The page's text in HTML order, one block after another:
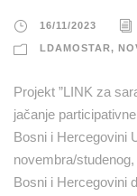
16/11/2023
LDAMOSTAR,
Projekt ”LINK za
jačanje
Bosni i Hercegovini
novembra/
Bosni i Hercegovini